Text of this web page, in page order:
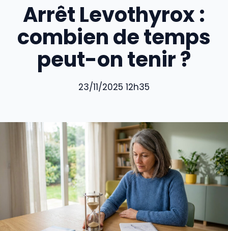
Arrêt Levothyrox :
combien de temps
peut-on tenir ?
23/11/2025 12h35